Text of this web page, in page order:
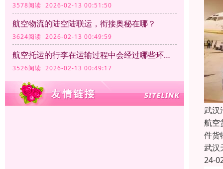
3578阅读 2026-02-13 00:51:50
航空物流的陆空陆联运，衔接奥秘在哪？
3624阅读 2026-02-13 00:49:59
航空托运的行李在运输过程中会经过哪些环节？
3526阅读 2026-02-13 00:49:17
武汉
航空
件货
武汉
24-